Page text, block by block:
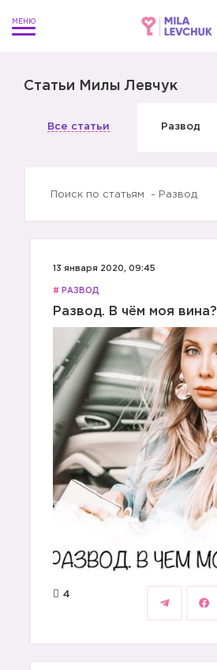
Статьи Милы Левчук
Все статьи Развод
13 января 2020, 09:45
# РАЗВОД
Развод. В чём моя вина?
4